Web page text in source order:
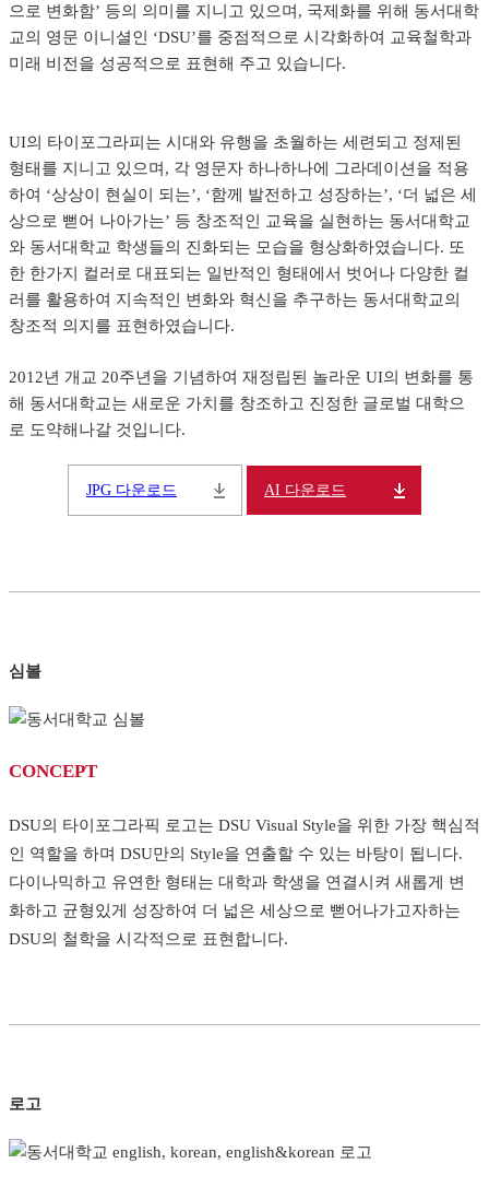
으로 변화함’ 등의 의미를 지니고 있으며, 국제화를 위해 동서대학
교의 영문 이니셜인 ‘DSU’를 중점적으로 시각화하여 교육철학과
미래 비전을 성공적으로 표현해 주고 있습니다.
UI의 타이포그라피는 시대와 유행을 초월하는 세련되고 정제된
형태를 지니고 있으며, 각 영문자 하나하나에 그라데이션을 적용
하여 ‘상상이 현실이 되는’, ‘함께 발전하고 성장하는’, ‘더 넓은 세
상으로 뻗어 나아가는’ 등 창조적인 교육을 실현하는 동서대학교
와 동서대학교 학생들의 진화되는 모습을 형상화하였습니다. 또
한 한가지 컬러로 대표되는 일반적인 형태에서 벗어나 다양한 컬
러를 활용하여 지속적인 변화와 혁신을 추구하는 동서대학교의
창조적 의지를 표현하였습니다.
2012년 개교 20주년을 기념하여 재정립된 놀라운 UI의 변화를 통
해 동서대학교는 새로운 가치를 창조하고 진정한 글로벌 대학으
로 도약해나갈 것입니다.
JPG 다운로드 AI 다운로드
심볼
CONCEPT
DSU의 타이포그라픽 로고는 DSU Visual Style을 위한 가장 핵심적
인 역할을 하며 DSU만의 Style을 연출할 수 있는 바탕이 됩니다.
다이나믹하고 유연한 형태는 대학과 학생을 연결시켜 새롭게 변
화하고 균형있게 성장하여 더 넓은 세상으로 뻗어나가고자하는
DSU의 철학을 시각적으로 표현합니다.
로고